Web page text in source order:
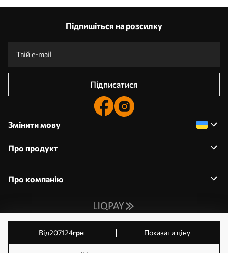
від207124грн Показати ціну
Підпишіться на розсилку
Підписатися
Змінити мову
Про продукт
Про компанію
Редагування дозволів на файли cookie